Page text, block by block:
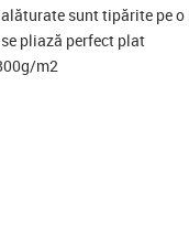
sunt tipărite pe
pliază perfect plat
m2